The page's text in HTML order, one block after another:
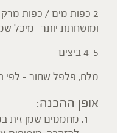
2 כפות מים / כפות
ומושחתת יותר- מיכל שמנת
4-5 ביצים
מלח, פלפל שחור – לפי
אופן ההכנה:
מחממים שמן זית